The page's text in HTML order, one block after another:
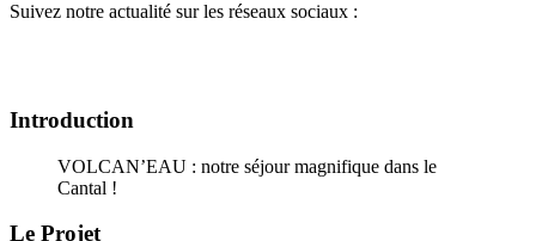
Suivez notre actualité sur les réseaux sociaux :
Introduction
VOLCAN’EAU : notre séjour magnifique dans le
Cantal !
Le Projet